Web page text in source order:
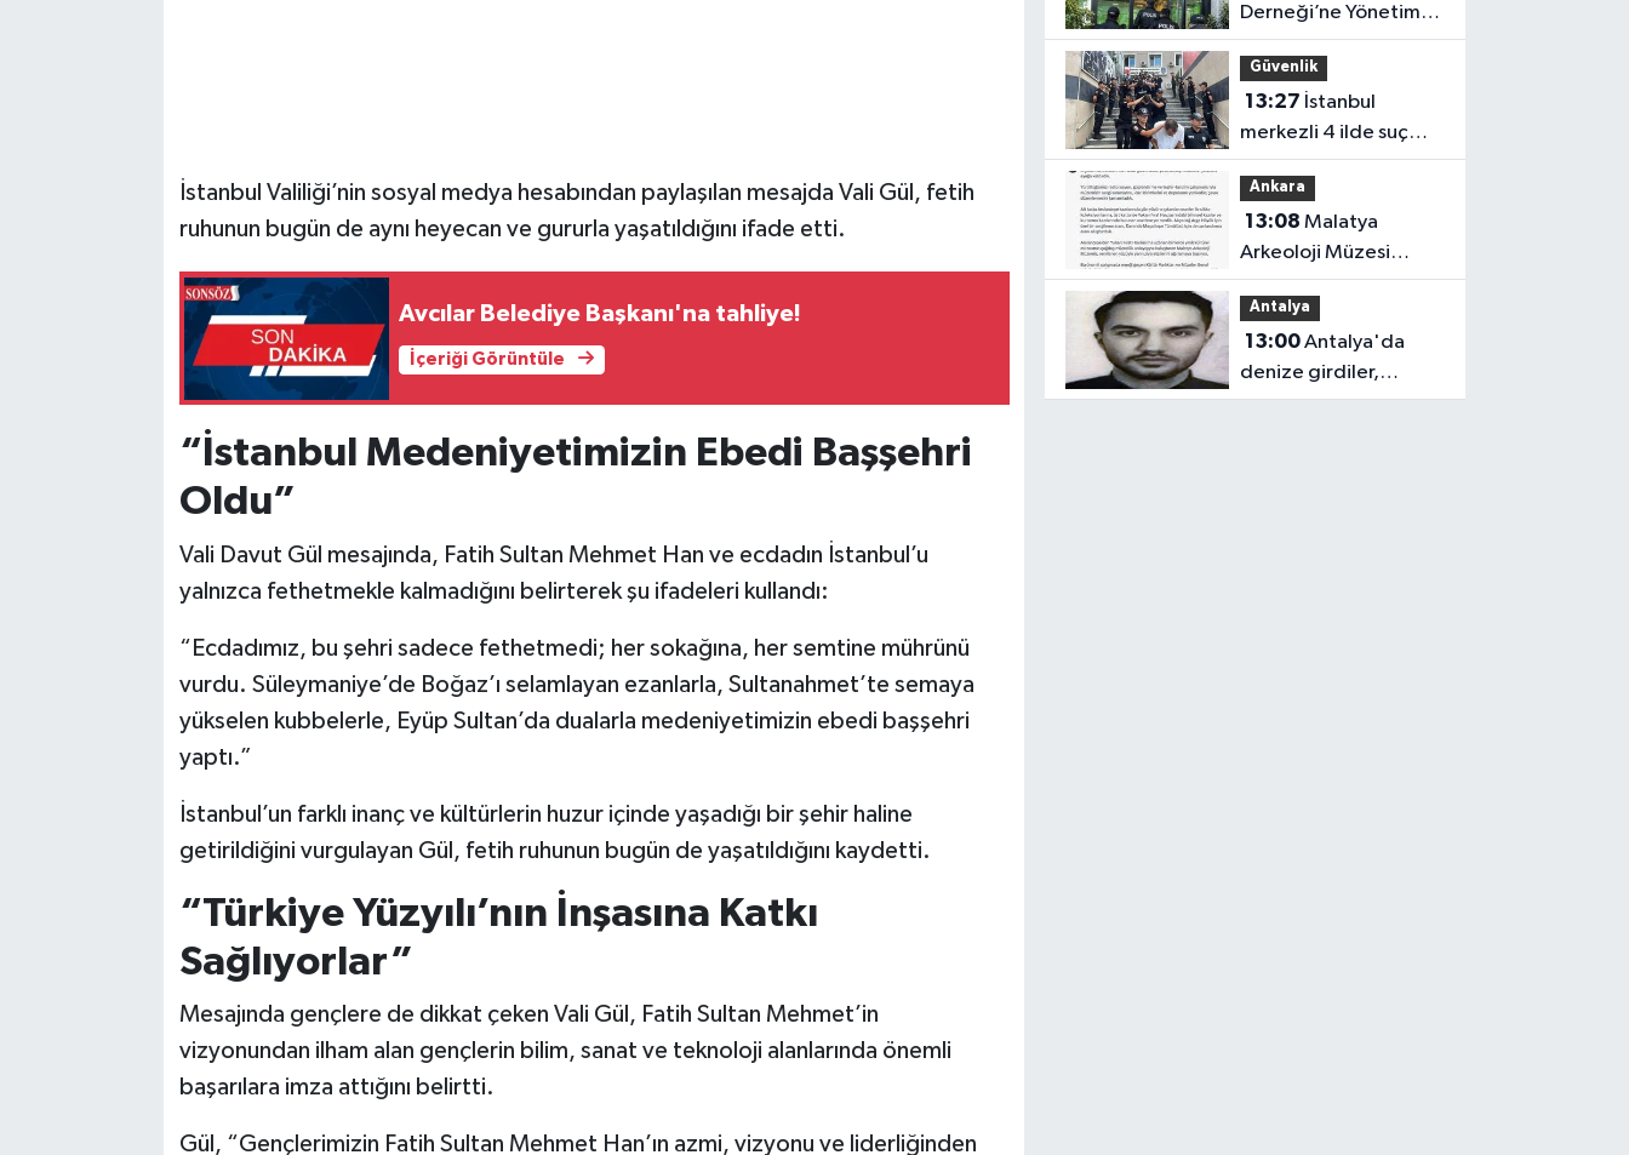
İstanbul Valiliği’nin sosyal medya hesabından paylaşılan mesajda Vali Gül, fetih
ruhunun bugün de aynı heyecan ve gururla yaşatıldığını ifade etti.
Avcılar Belediye Başkanı'na tahliye!
İçeriği Görüntüle
“İstanbul Medeniyetimizin Ebedi Başşehri
Oldu”
Vali Davut Gül mesajında, Fatih Sultan Mehmet Han ve ecdadın İstanbul’u
yalnızca fethetmekle kalmadığını belirterek şu ifadeleri kullandı:
“Ecdadımız, bu şehri sadece fethetmedi; her sokağına, her semtine mührünü
vurdu. Süleymaniye’de Boğaz’ı selamlayan ezanlarla, Sultanahmet’te semaya
yükselen kubbelerle, Eyüp Sultan’da dualarla medeniyetimizin ebedi başşehri
yaptı.”
İstanbul’un farklı inanç ve kültürlerin huzur içinde yaşadığı bir şehir haline
getirildiğini vurgulayan Gül, fetih ruhunun bugün de yaşatıldığını kaydetti.
“Türkiye Yüzyılı’nın İnşasına Katkı
Sağlıyorlar”
Mesajında gençlere de dikkat çeken Vali Gül, Fatih Sultan Mehmet’in
vizyonundan ilham alan gençlerin bilim, sanat ve teknoloji alanlarında önemli
başarılara imza attığını belirtti.
Gül, “Gençlerimizin Fatih Sultan Mehmet Han’ın azmi, vizyonu ve liderliğinden
Derneği’ne Yönetim
Kayyımı Atandı!
Güvenlik
13:27
merkezli 4 ilde suç
örgütlerine operasyon
Ankara
13:08 Malatya
Arkeoloji Müzesi
yeniden ziyaretçilerini
ağırlayacak
Antalya
13:00Antalya'da
denize girdiler,
boğuldular